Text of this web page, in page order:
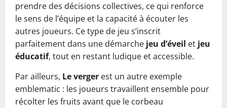
prendre des décisions collectives, ce qui renforce
le sens de l’équipe et la capacité à écouter les
autres joueurs. Ce type de jeu s’inscrit
parfaitement dans une démarche jeu d’éveil et jeu
éducatif, tout en restant ludique et accessible.
Par ailleurs, Le verger est un autre exemple
emblematic : les joueurs travaillent ensemble pour
récolter les fruits avant que le corbeau